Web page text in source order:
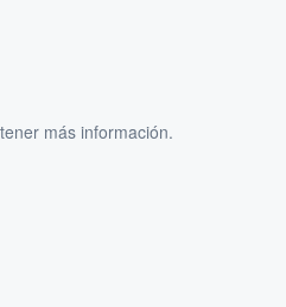
más información.